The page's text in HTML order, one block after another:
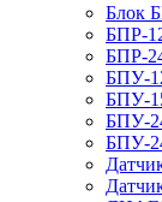
Блок
БПР-
БПР-
БПУ-
БПУ-
БПУ-
БПУ-